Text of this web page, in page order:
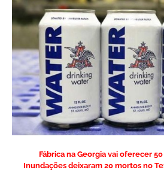
Fábrica na Georgia vai oferecer
Inundações deixaram 20 mortos no